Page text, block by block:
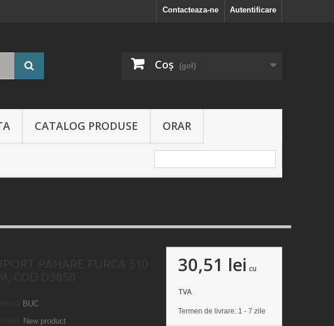
Autentificare
Contacteaza-ne
Coş (gol)
CATALOG PRODUSE ORAR
BUC
New product
30,51 lei cu
TVA
Termen de livrare: 1 - 7 zile